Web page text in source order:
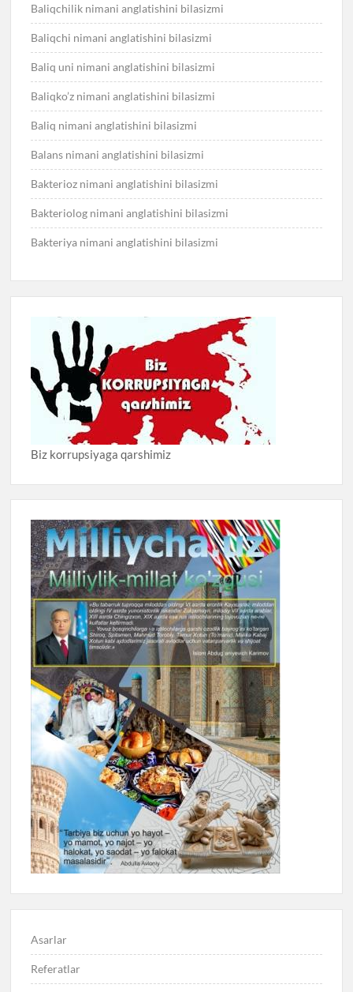
Baliqchilik nimani anglatishini bilasizmi
Baliqchi nimani anglatishini bilasizmi
Baliq uni nimani anglatishini bilasizmi
Baliqko’z nimani anglatishini bilasizmi
Baliq nimani anglatishini bilasizmi
Balans nimani anglatishini bilasizmi
Bakterioz nimani anglatishini bilasizmi
Bakteriolog nimani anglatishini bilasizmi
Bakteriya nimani anglatishini bilasizmi
Biz korrupsiyaga qarshimiz
Asarlar
Referatlar